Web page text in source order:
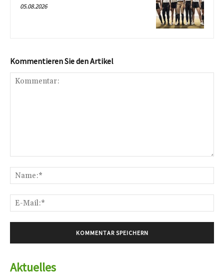
05.08.2026
Kommentieren Sie den Artikel
Aktuelles